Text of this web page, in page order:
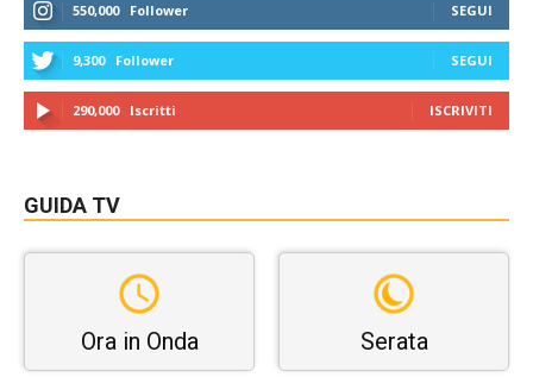
550,000 Follower SEGUI
9,300 Follower SEGUI
290,000 Iscritti ISCRIVITI
GUIDA TV
Ora in Onda Serata